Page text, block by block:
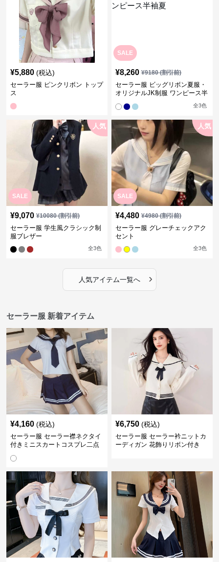
¥5,880 (税込)
セーラー服 ピンクリボン トップ
ス
SALE
¥8,260 ¥9180(割引前)
セーラー服 ビッグリボン夏服・
オリジナルJK制服 ワンピース半
全3色
SALE
人気
¥9,070 ¥10080(割引前)
セーラー服 学生風クラシック制
服ブレザー
全3色
SALE
人気
¥4,480 ¥4980(割引前)
セーラー服 グレーチェックアク
セント
全3色
人気アイテム一覧へ ›
セーラー服 新着アイテム
¥4,160 (税込)
セーラー服 セーラー襟ネクタイ
付きミニスカートコスプレ二点
¥6,750 (税込)
セーラー服 セーラー衿ニットカ
ーディガン 花飾りリボン付き